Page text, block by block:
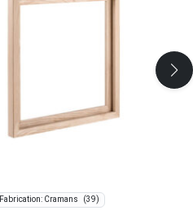
Fabrication: Cramans (39)